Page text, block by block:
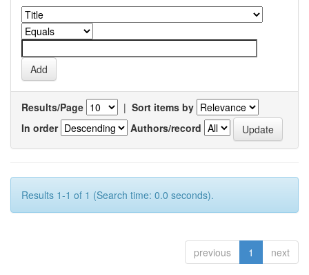
Results/Page | Sort items by
In order
Authors/record
Results 1-1 of 1 (Search time: 0.0 seconds).
previous 1 next